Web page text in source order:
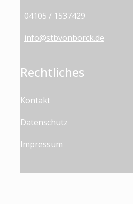
04105 / 1537429
info@stbvonborck.de
Rechtliches
Kontakt
Datenschutz
Impressum